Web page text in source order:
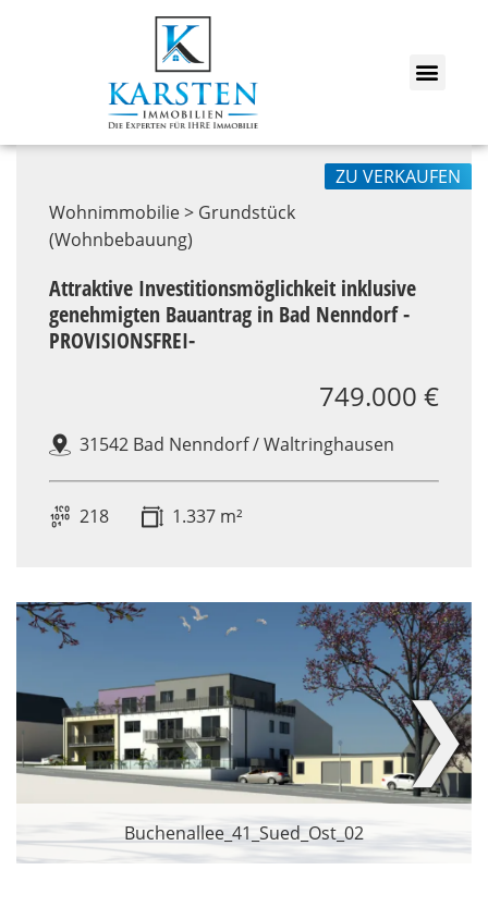
Wohnimmobilie > Grundstück
(Wohnbebauung)
ZU VERKAUFEN
Attraktive Investitionsmöglichkeit inklusive
genehmigten Bauantrag in Bad Nenndorf -
PROVISIONSFREI-
31542 Bad Nenndorf / Waltringhausen
749.000 €
218 1.337 m²
Buchenallee_41_Sued_Ost_02
❯